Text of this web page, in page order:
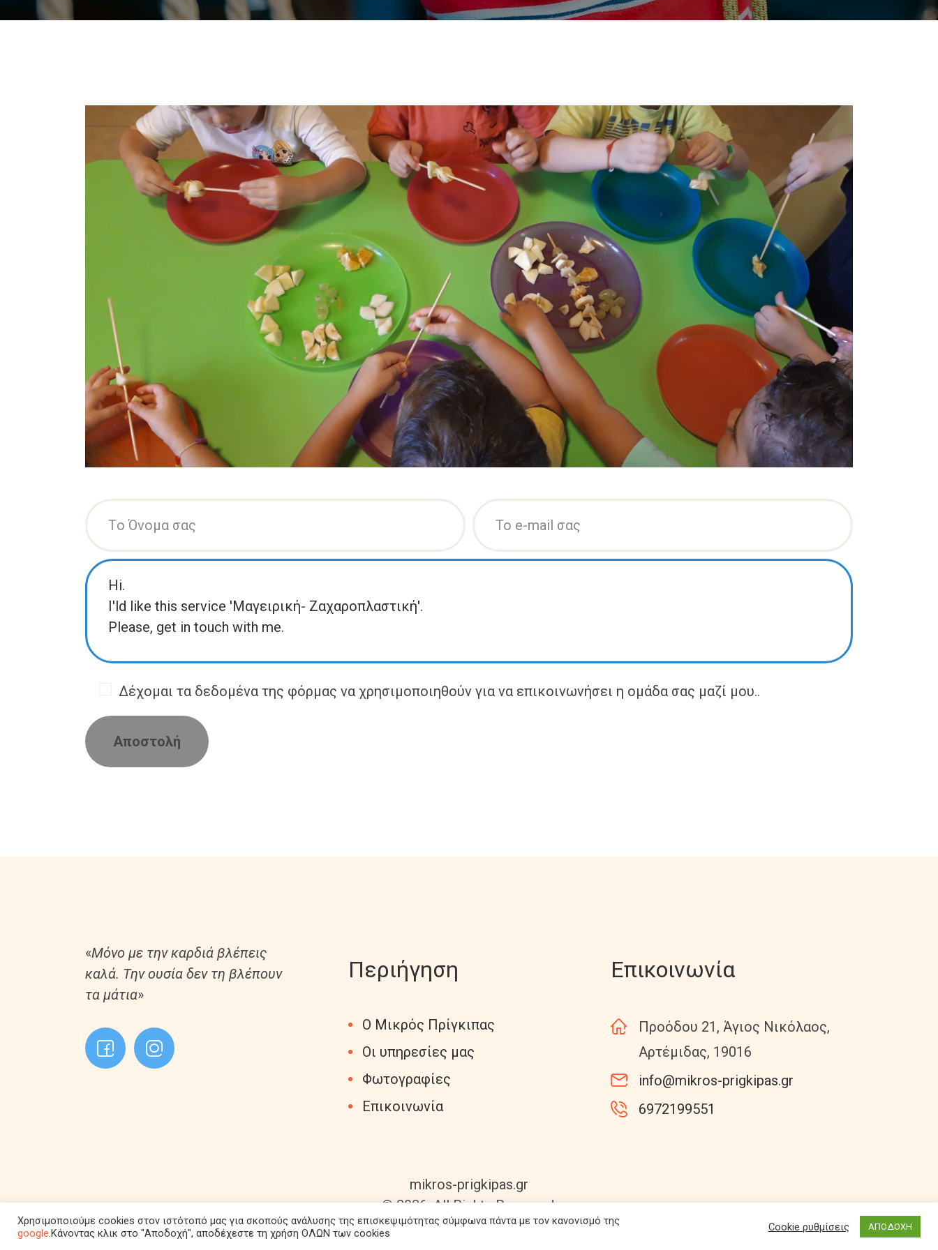
Δέχομαι τα δεδομένα της φόρμας να χρησιμοποιηθούν για να επικοινωνήσει η ομάδα σας μαζί μου..
«Μόνο με την καρδιά βλέπεις
καλά. Την ουσία δεν τη βλέπουν
τα μάτια»
Περιήγηση
Ο Μικρός Πρίγκιπας
Οι υπηρεσίες μας
Φωτογραφίες
Επικοινωνία
Επικοινωνία
Προόδου 21, Άγιος Νικόλαος,
Αρτέμιδας, 19016
info@mikros-prigkipas.gr
6972199551
mikros-prigkipas.gr
© 2026. All Rights Reserved.
Χρησιμοποιούμε cookies στον ιστότοπό μας για σκοπούς ανάλυσης της επισκεψιμότητας σύμφωνα πάντα με τον κανονισμό της
google .Κάνοντας κλικ στο "Αποδοχή", αποδέχεστε τη χρήση ΟΛΩΝ των cookies Cookie ρυθμίσεις ΑΠΟΔΟΧΗ